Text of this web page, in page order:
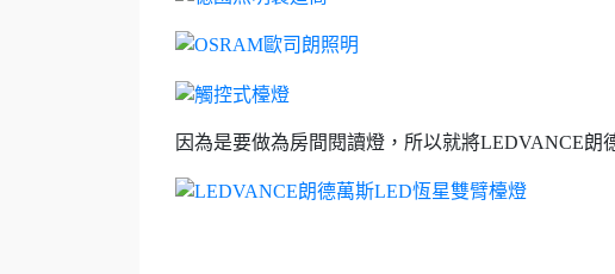
因為是要做為房間閱讀燈，所以就將LEDVANCE